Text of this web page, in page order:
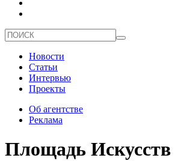
Новости
Статьи
Интервью
Проекты
Об агентстве
Реклама
Площадь Искусств